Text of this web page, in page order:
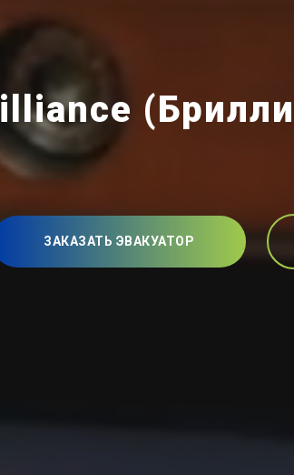
ЗАКАЗАТЬ ЭВАКУАТОР